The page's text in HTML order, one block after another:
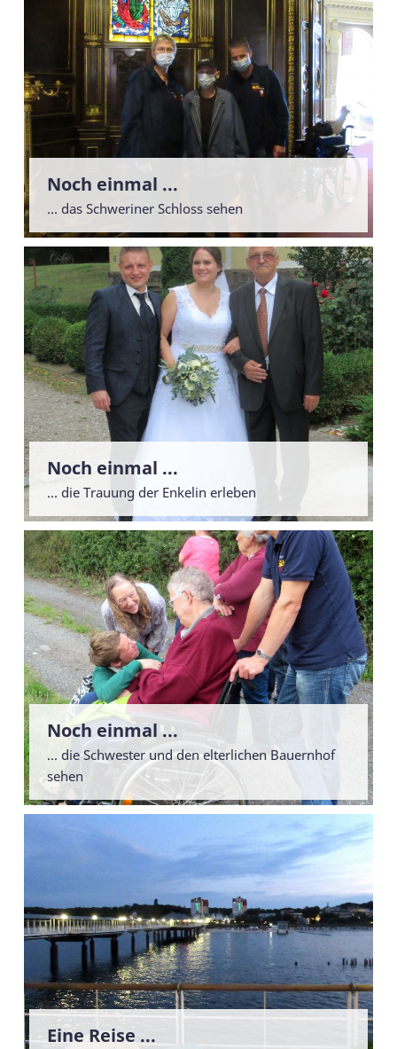
Noch einmal ...
... das Schweriner Schloss sehen
Noch einmal ...
... die Trauung der Enkelin erleben
Noch einmal ...
... die Schwester und den elterlichen Bauernhof
sehen
Eine Reise ...